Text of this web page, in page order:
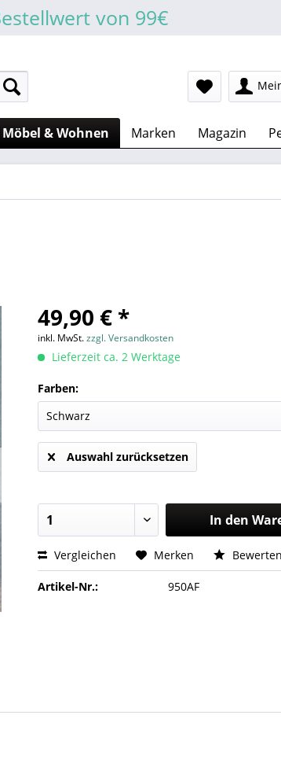
von 99€
Möbel & Wohnen Marken Magazin
49,90 € *
inkl. MwSt.zzgl. Versandkosten
Lieferzeit ca. 2 Werktage
Farben:
Auswahl zurücksetzen
In den
Vergleichen Merken Bewerten
Artikel-Nr.: 950AF